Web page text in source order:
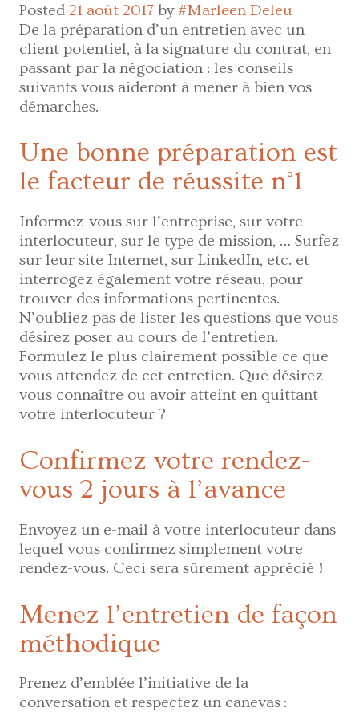
temporaire
de
talents
externes
la
responsabilité
?
Posted 21 août 2017 by #Marleen Deleu
De la préparation d’un entretien avec un
client potentiel, à la signature du contrat, en
passant par la négociation : les conseils
suivants vous aideront à mener à bien vos
démarches.
Une bonne préparation est
le facteur de réussite n°1
Informez-vous sur l’entreprise, sur votre
interlocuteur, sur le type de mission, … Surfez
sur leur site Internet, sur LinkedIn, etc. et
interrogez également votre réseau, pour
trouver des informations pertinentes.
N’oubliez pas de lister les questions que vous
désirez poser au cours de l’entretien.
Formulez le plus clairement possible ce que
vous attendez de cet entretien. Que désirez-
vous connaître ou avoir atteint en quittant
votre interlocuteur ?
Confirmez votre rendez-
vous 2 jours à l’avance
Envoyez un e-mail à votre interlocuteur dans
lequel vous confirmez simplement votre
rendez-vous. Ceci sera sûrement apprécié !
Menez l’entretien de façon
méthodique
Prenez d’emblée l’initiative de la
conversation et respectez un canevas :